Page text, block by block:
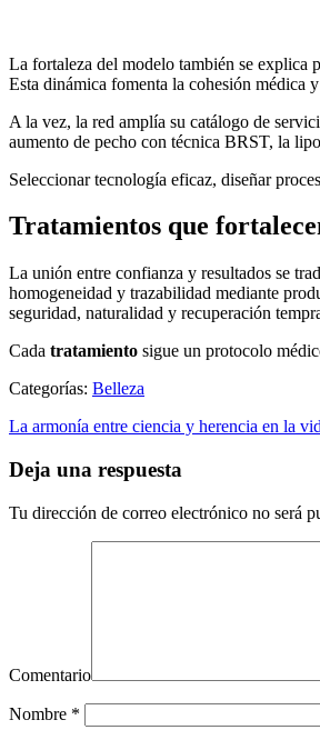
La fortaleza del modelo también se explica
Esta dinámica fomenta la cohesión médica
A la vez, la red amplía su catálogo de
aumento de pecho con técnica BRST, la
Seleccionar tecnología eficaz, diseñar
Tratamientos que
La unión entre confianza y resultados se
homogeneidad y trazabilidad mediante
seguridad, naturalidad y recuperación
Cada tratamiento sigue un protocolo
Categorías: Belleza
La armonía entre ciencia y herencia en la
Deja una respuesta
Tu dirección de correo electrónico no será
Comentario
Nombre *